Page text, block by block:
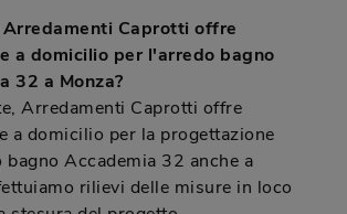
Caprotti offre
a domicilio per l'arredo bagno
32 a Monza?
Arredamenti Caprotti offre
a domicilio per la progettazione
Accademia 32 anche a
rilievi delle misure in loco